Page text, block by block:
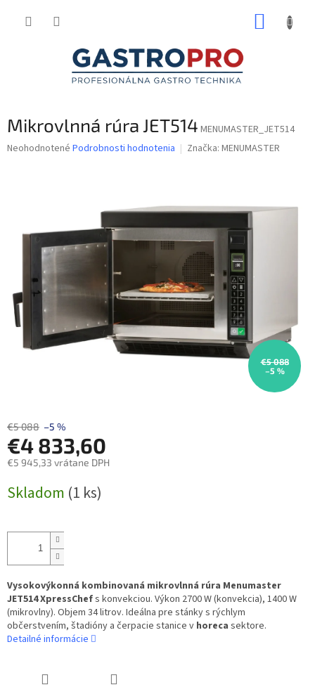
Mikrovlnná rúra JET514 MENUMASTER_JET514
Priemerné
hviezdičiek.
Neohodnotené Podrobnosti hodnotenia Značka: MENUMASTER
€5 088
–5 %
€5 088 –5 %
€4 833,60
€5 945,33 vrátane DPH
cena:
Skladom (1 ks)
Vysokovýkonná kombinovaná mikrovlnná rúra Menumaster
JET514 XpressChefs konvekciou. Výkon 2700 W (konvekcia), 1400 W
(mikrovlny). Objem 34 litrov. Ideálna pre stánky s rýchlym
občerstvením, štadióny a čerpacie stanice v horeca sektore.
Detailné informácie